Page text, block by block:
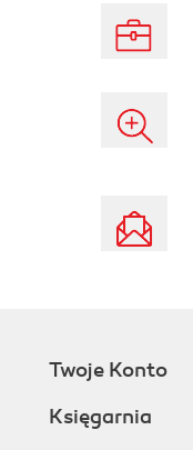
Twoje Konto
Księgarnia